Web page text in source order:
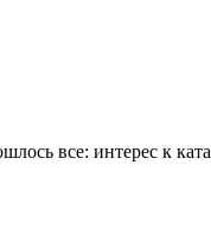
все: интерес к